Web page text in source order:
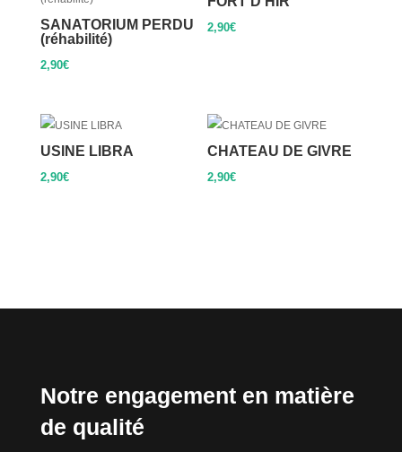
SANATORIUM PERDU
(réhabilité)
2,90€
2,90€
USINE LIBRA
2,90€
CHATEAU DE GIVRE
2,90€
Notre engagement en matière
de qualité